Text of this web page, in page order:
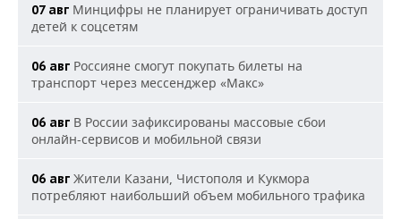
07 авг Минцифры не планирует ограничивать доступ
детей к соцсетям
06 авг Россияне смогут покупать билеты на
транспорт через мессенджер «Макс»
06 авг В России зафиксированы массовые сбои
онлайн-сервисов и мобильной связи
06 авг Жители Казани, Чистополя и Кукмора
потребляют наибольший объем мобильного трафика